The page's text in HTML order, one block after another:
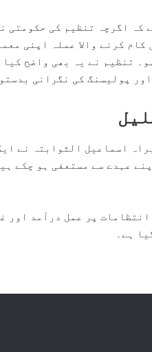
کہ اگرچہ تنظیم کی حکومتی
کرنے والا عملہ اپنی
تنظیم نے یہ بھی واضح کیا
پولیسنگ کی نگرانی
اسماعیل الثوابتہ نے
عہدے سے مستعفی ہو چکے
پر عمل درآمد اور
ہے۔